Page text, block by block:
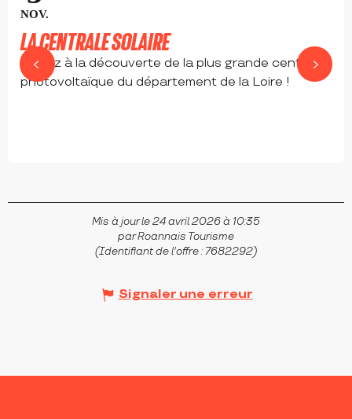
NOV.
LA CENTRALE SOLAIRE
Partez à la découverte de la plus grande centrale
photovoltaïque du département de la Loire !
Mis à jour le 24 avril 2026 à 10:35
par Roannais Tourisme
(Identifiant de l'offre :7682292)
Signaler une erreur